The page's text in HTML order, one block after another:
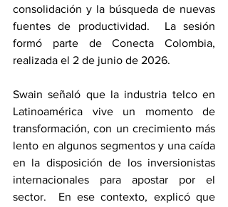
consolidación y la búsqueda de nuevas
fuentes de productividad.  La sesión
formó parte de Conecta Colombia,
realizada el 2 de junio de 2026.
Swain señaló que la industria telco en
Latinoamérica vive un momento de
transformación, con un crecimiento más
lento en algunos segmentos y una caída
en la disposición de los inversionistas
internacionales para apostar por el
sector.  En ese contexto, explicó que